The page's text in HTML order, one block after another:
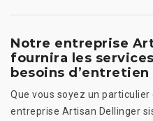
Notre entreprise
fournira les
besoins
Que vous soyez un
entreprise Artisan Dellinger